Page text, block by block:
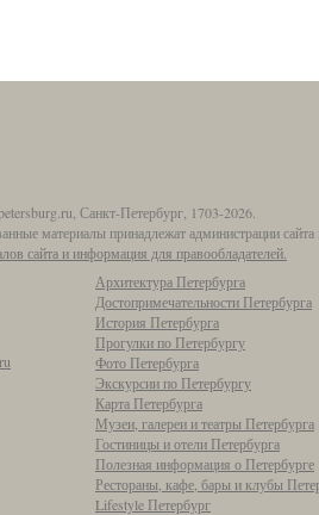
Санкт-Петербург, 1703-2026.
материалы принадлежат администрации
сайта и информация для правообладателей.
Архитектура Петербурга
Достопримечательности Петербурга
История Петербурга
Прогулки по Петербургу
Фото Петербурга
Экскурсии по Петербургу
Карта Петербурга
Музеи, галереи и театры Петербурга
Гостиницы и отели Петербурга
Полезная информация о Петербурге
Рестораны, кафе, бары и клубы
Lifestyle Петербург